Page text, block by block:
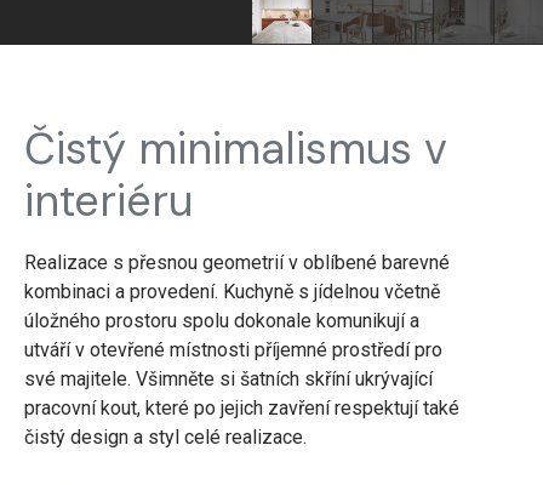
Čistý minimalismus v
interiéru
Realizace s přesnou geometrií v oblíbené barevné
kombinaci a provedení. Kuchyně s jídelnou včetně
úložného prostoru spolu dokonale komunikují a
utváří v otevřené místnosti příjemné prostředí pro
své majitele. Všimněte si šatních skříní ukrývající
pracovní kout, které po jejich zavření respektují také
čistý design a styl celé realizace.